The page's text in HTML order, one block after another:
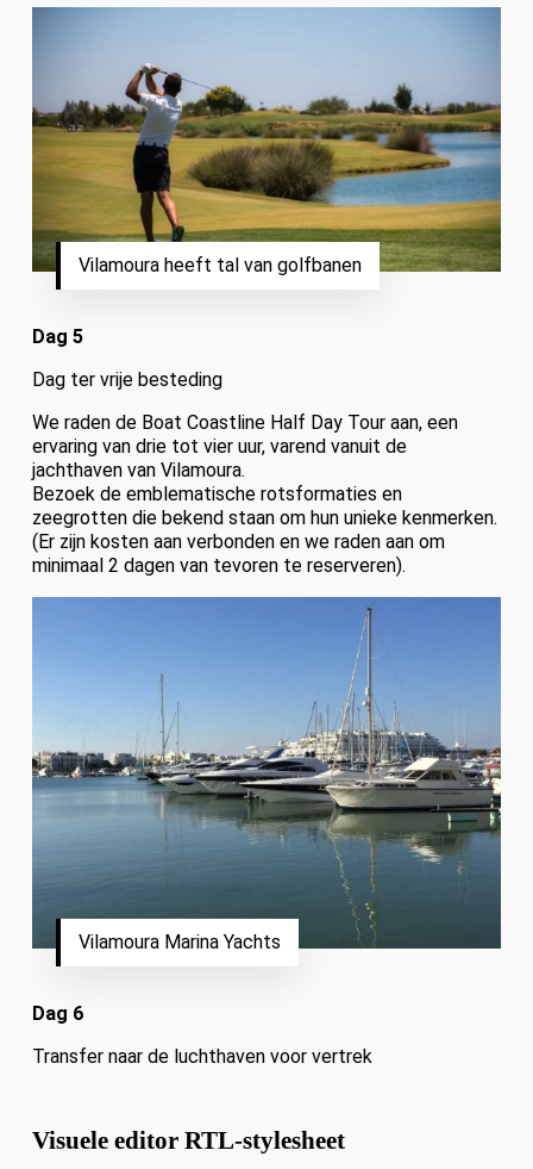
Vilamoura heeft tal van golfbanen
Dag 5
Dag ter vrije besteding
We raden de Boat Coastline Half Day Tour aan, een
ervaring van drie tot vier uur, varend vanuit de
jachthaven van Vilamoura.
Bezoek de emblematische rotsformaties en
zeegrotten die bekend staan om hun unieke kenmerken.
(Er zijn kosten aan verbonden en we raden aan om
minimaal 2 dagen van tevoren te reserveren).
Vilamoura Marina Yachts
Dag 6
Transfer naar de luchthaven voor vertrek
Visuele editor RTL-stylesheet